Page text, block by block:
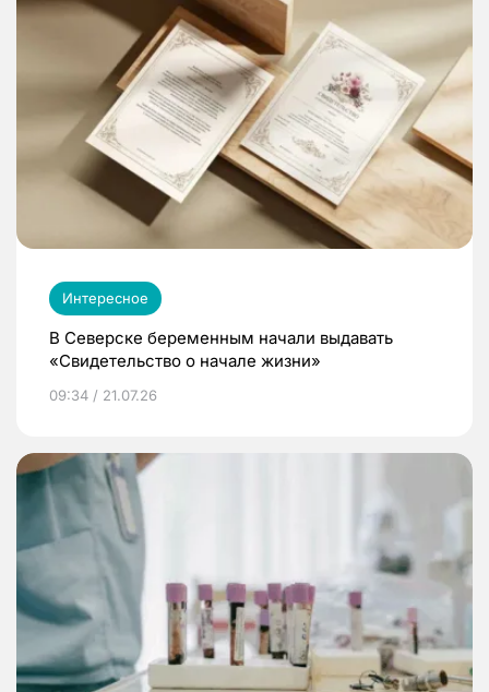
Интересное
В Северске беременным начали выдавать
«Свидетельство о начале жизни»
09:34 / 21.07.26